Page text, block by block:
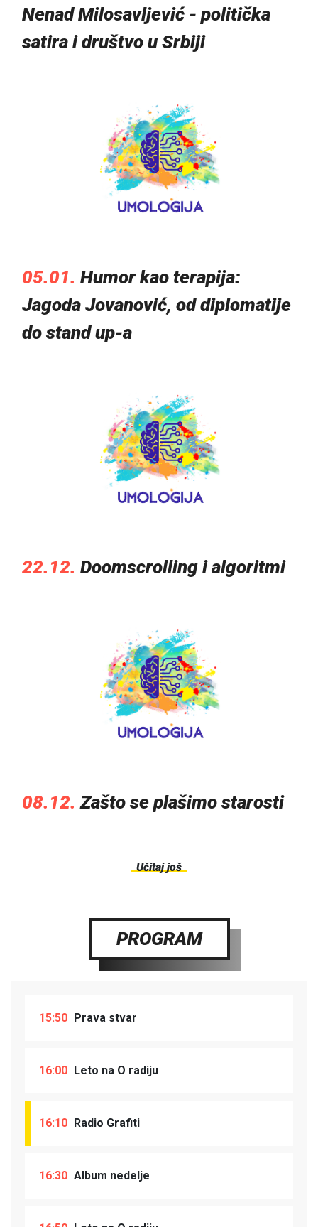
Nenad Milosavljević - politička
satira i društvo u Srbiji
05.01. Humor kao terapija:
Jagoda Jovanović, od diplomatije
do stand up-a
22.12. Doomscrolling i algoritmi
08.12. Zašto se plašimo starosti
Učitaj još
PROGRAM
15:50 Prava stvar
16:00 Leto na O radiju
16:10 Radio Grafiti
16:30 Album nedelje